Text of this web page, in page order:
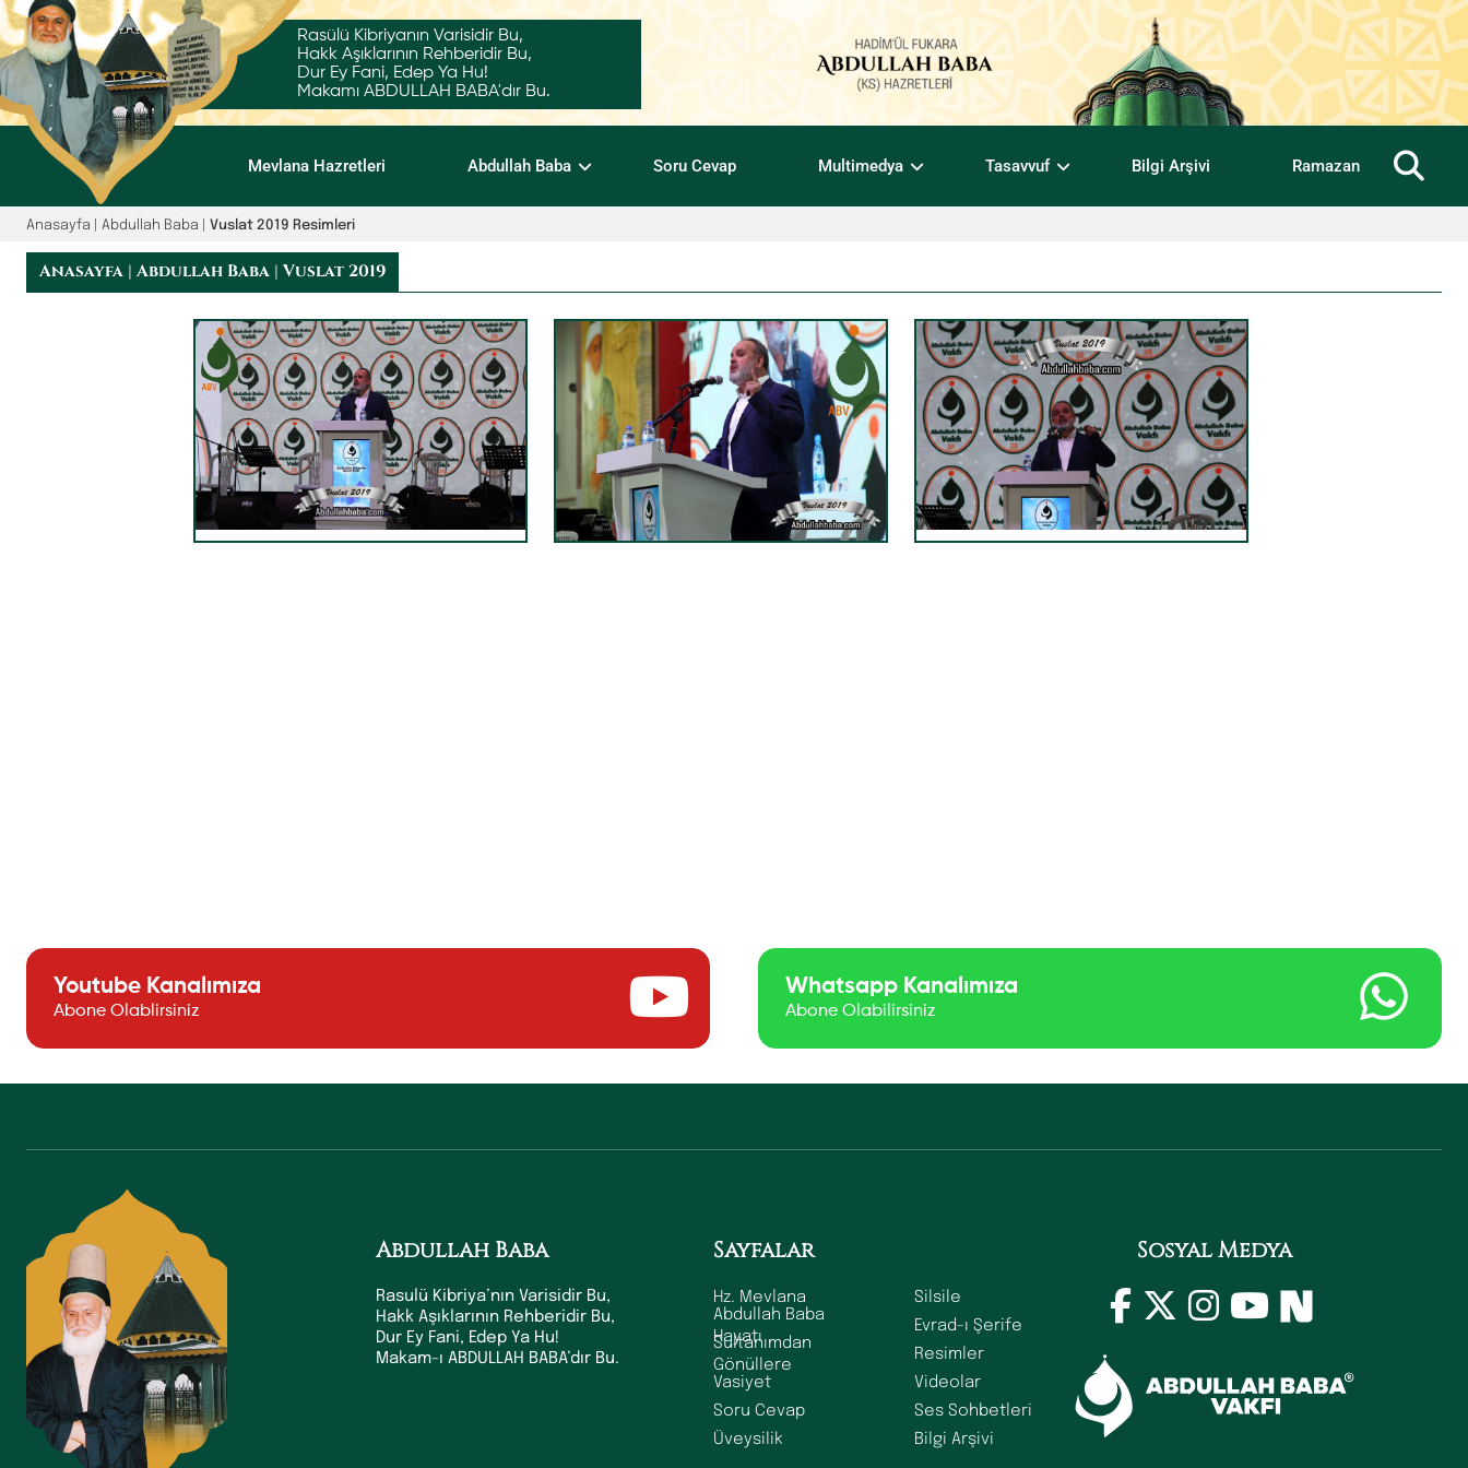
Rasülü Kibriyanın Varisidir Bu,
Hakk Aşıklarının Rehberidir Bu,
Dur Ey Fani, Edep Ya Hu!
Makamı ABDULLAH BABA'dır Bu.
Mevlana Hazretleri Abdullah Baba Soru Cevap Multimedya Tasavvuf Bilgi Arşivi Ramazan
Anasayfa | Abdullah Baba | Vuslat 2019 Resimleri
Anasayfa | Abdullah Baba | Vuslat 2019
Youtube Kanalımıza
Abone Olablirsiniz
Whatsapp Kanalımıza
Abone Olabilirsiniz
Abdullah Baba
Rasulü Kibriya’nın Varisidir Bu,
Hakk Aşıklarının Rehberidir Bu,
Dur Ey Fani, Edep Ya Hu!
Makam-ı ABDULLAH BABA’dır Bu.
Sayfalar
Hz. Mevlana
Abdullah Baba
Hayatı
Sultanımdan
Gönüllere
Vasiyet
Soru Cevap
Üveysilik
Silsile
Evrad-ı Şerife
Resimler
Videolar
Ses Sohbetleri
Bilgi Arşivi
Sosyal Medya